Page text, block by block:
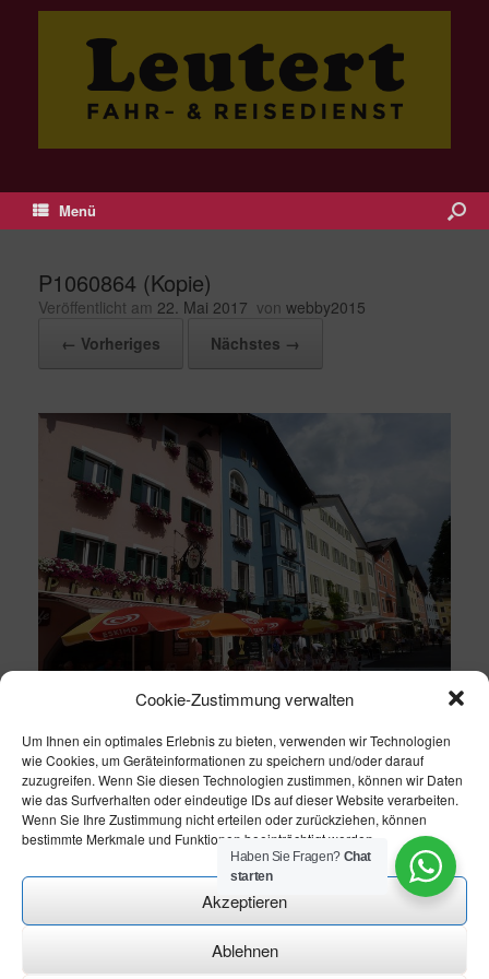
Cookie-Zustimmung verwalten
Um Ihnen ein optimales Erlebnis zu bieten, verwenden wir Technologien
wie Cookies, um Geräteinformationen zu speichern und/oder darauf
zuzugreifen. Wenn Sie diesen Technologien zustimmen, können wir Daten
wie das Surfverhalten oder eindeutige IDs auf dieser Website verarbeiten.
Wenn Sie Ihre Zustimmung nicht erteilen oder zurückziehen, können
bestimmte Merkmale und Funktionen beeinträchtigt werden.
Akzeptieren
Ablehnen
Menü
P1060864 (Kopie)
Veröffentlicht am 22. Mai 2017 von webby2015
← Vorheriges
Nächstes →
CN-Homepageservice
Haben Sie Fragen? Chat
starten